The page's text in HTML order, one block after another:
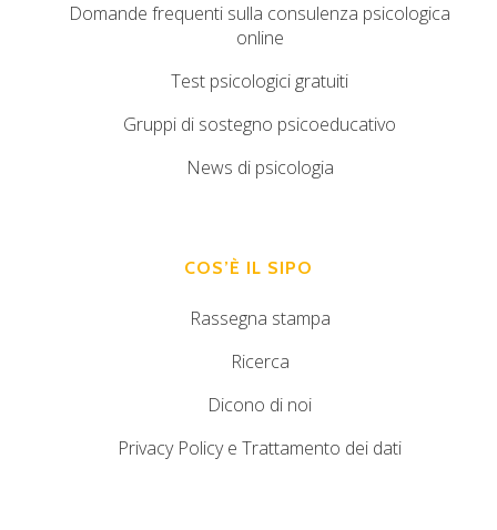
Domande frequenti sulla consulenza psicologica
online
Test psicologici gratuiti
Gruppi di sostegno psicoeducativo
News di psicologia
COS’È IL SIPO
Rassegna stampa
Ricerca
Dicono di noi
Privacy Policy e Trattamento dei dati